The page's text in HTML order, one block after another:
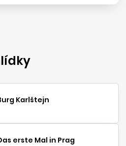
Karlštejn
erste Mal in Prag